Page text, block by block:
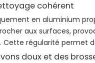
cohérent
en aluminium
aux surfaces,
Cette régularité permet
doux et des